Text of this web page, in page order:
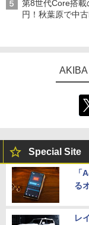
第8世代Core搭
円！秋葉原で中
Special Site
「
る
レ